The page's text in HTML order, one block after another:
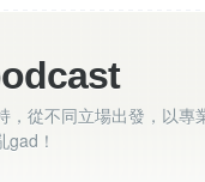
，從不同立場出發，以專
！